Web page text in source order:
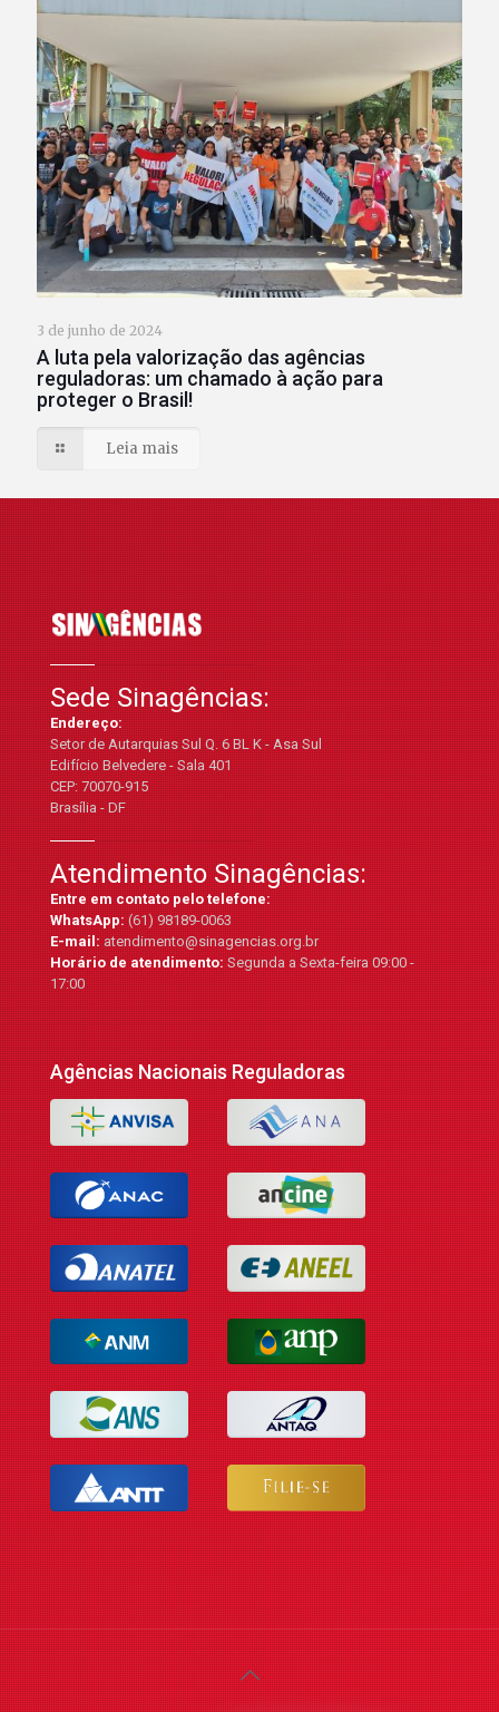
3 de junho de 2024
A luta pela valorização das agências
reguladoras: um chamado à ação para
proteger o Brasil!
Leia mais
Sede Sinagências:
Endereço:
Setor de Autarquias Sul Q. 6 BL K - Asa Sul
Edifício Belvedere - Sala 401
CEP: 70070-915
Brasília - DF
Atendimento Sinagências:
Entre em contato pelo telefone:
WhatsApp:(61) 98189-0063
E-mail:atendimento@sinagencias.org.br
Horário de atendimento:Segunda a Sexta-feira 09:00 -
17:00
Agências Nacionais Reguladoras